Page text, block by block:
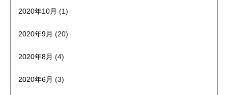
2020年10月 (1)
2020年9月 (20)
2020年8月 (4)
2020年6月 (3)